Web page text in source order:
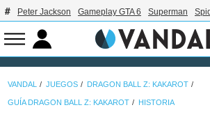
Peter Jackson Gameplay GTA 6 Superman
VANDAL JUEGOS DRAGON BALL Z: KAKAROT
GUÍA DRAGON BALL Z: KAKAROT HISTORIA